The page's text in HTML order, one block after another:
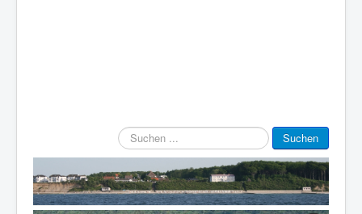
Suchen
...
Suchen